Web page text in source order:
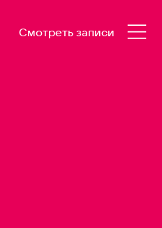
Смотреть записи